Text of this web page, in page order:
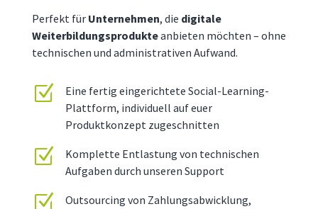
Perfekt für Unternehmen, die digitale
Weiterbildungsprodukteanbieten möchten – ohne
technischen und administrativen Aufwand.
Z
Eine fertig eingerichtete Social-Learning-
Plattform, individuell auf euer
Produktkonzept zugeschnitten
Z
Komplette Entlastung von technischen
Aufgaben durch unseren Support
Z
Outsourcing von Zahlungsabwicklung,